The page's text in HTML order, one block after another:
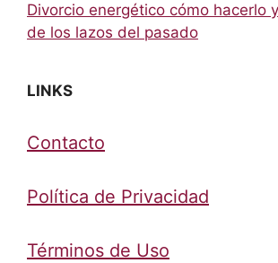
Divorcio energético cómo hacerlo
de los lazos del pasado
LINKS
Contacto
Política de Privacidad
Términos de Uso